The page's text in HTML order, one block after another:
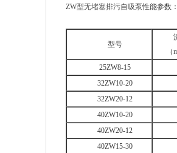
ZW型无堵塞排污自吸泵性能参数
型号
25ZW8-15
32ZW10-20
32ZW20-12
40ZW10-20
40ZW20-12
40ZW15-30